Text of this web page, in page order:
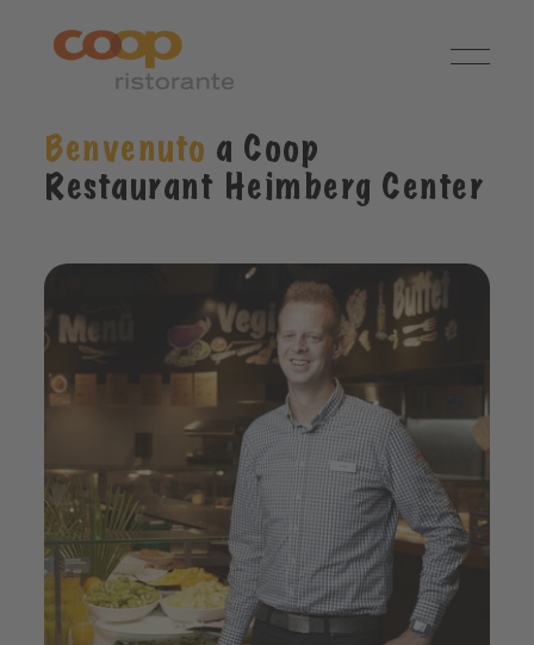
Benvenuto a Coop
Restaurant Heimberg Center